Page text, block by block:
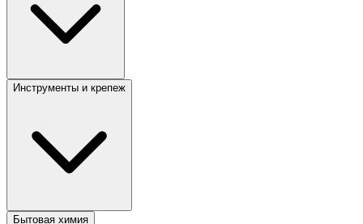
Инструменты и крепеж
Бытовая химия